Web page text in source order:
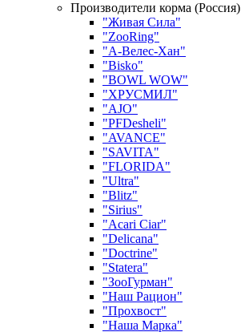
Производители корма (Россия)
"Живая Сила"
"ZooRing"
"А-Велес-Хан"
"Bisko"
"BOWL WOW"
"ХРУСМИЛ"
"AJO"
"PFDesheli"
"AVANCE"
"SAVITA"
"FLORIDA"
"Ultra"
"Blitz"
"Sirius"
"Acari Ciar"
"Delicana"
"Doctrine"
"Statera"
"ЗооГурман"
"Наш Рацион"
"Прохвост"
"Наша Марка"